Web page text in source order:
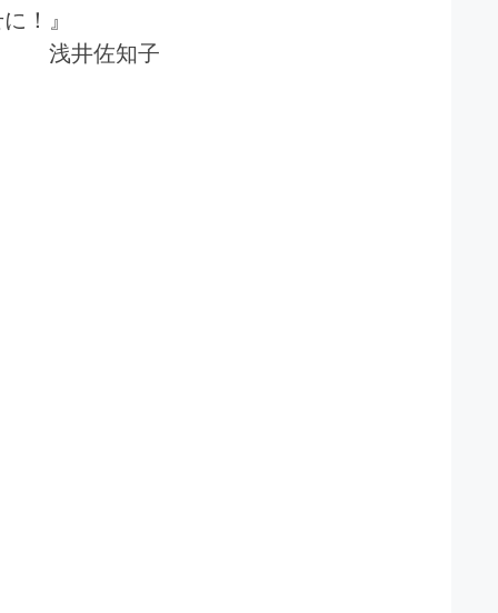
！』
ト 浅井佐知子